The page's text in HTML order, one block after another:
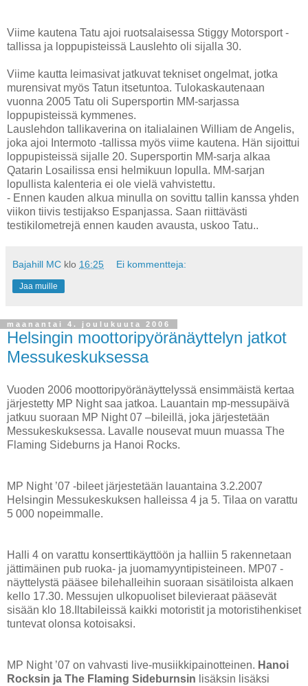
Viime kautena Tatu ajoi ruotsalaisessa Stiggy Motorsport -
tallissa ja loppupisteissä Lauslehto oli sijalla 30.
Viime kautta leimasivat jatkuvat tekniset ongelmat, jotka
murensivat myös Tatun itsetuntoa. Tulokaskautenaan
vuonna 2005 Tatu oli Supersportin MM-sarjassa
loppupisteissä kymmenes.
Lauslehdon tallikaverina on italialainen William de Angelis,
joka ajoi Intermoto -tallissa myös viime kautena. Hän sijoittui
loppupisteissä sijalle 20. Supersportin MM-sarja alkaa
Qatarin Losailissa ensi helmikuun lopulla. MM-sarjan
lopullista kalenteria ei ole vielä vahvistettu.
- Ennen kauden alkua minulla on sovittu tallin kanssa yhden
viikon tiivis testijakso Espanjassa. Saan riittävästi
testikilometrejä ennen kauden avausta, uskoo Tatu..
Bajahill MC klo 16:25 Ei kommentteja:
Jaa muille
maanantai 4. joulukuuta 2006
Helsingin moottoripyöränäyttelyn jatkot
Messukeskuksessa
Vuoden 2006 moottoripyöränäyttelyssä ensimmäistä kertaa
järjestetty MP Night saa jatkoa. Lauantain mp-messupäivä
jatkuu suoraan MP Night 07 –bileillä, joka järjestetään
Messukeskuksessa. Lavalle nousevat muun muassa The
Flaming Sideburns ja Hanoi Rocks.
MP Night ’07 -bileet järjestetään lauantaina 3.2.2007
Helsingin Messukeskuksen halleissa 4 ja 5. Tilaa on varattu
5 000 nopeimmalle.
Halli 4 on varattu konserttikäyttöön ja halliin 5 rakennetaan
jättimäinen pub ruoka- ja juomamyyntipisteineen. MP07 -
näyttelystä pääsee bilehalleihin suoraan sisätiloista alkaen
kello 17.30. Messujen ulkopuoliset bilevieraat pääsevät
sisään klo 18.Iltabileissä kaikki motoristit ja motoristihenkiset
tuntevat olonsa kotoisaksi.
MP Night ’07 on vahvasti live-musiikkipainotteinen. Hanoi
Rocksin ja The Flaming Sideburnsin lisäksin lisäksi